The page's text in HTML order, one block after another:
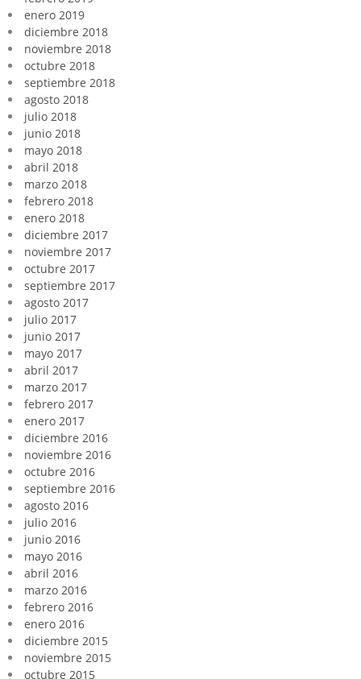
enero 2019
diciembre 2018
noviembre 2018
octubre 2018
septiembre 2018
agosto 2018
julio 2018
junio 2018
mayo 2018
abril 2018
marzo 2018
febrero 2018
enero 2018
diciembre 2017
noviembre 2017
octubre 2017
septiembre 2017
agosto 2017
julio 2017
junio 2017
mayo 2017
abril 2017
marzo 2017
febrero 2017
enero 2017
diciembre 2016
noviembre 2016
octubre 2016
septiembre 2016
agosto 2016
julio 2016
junio 2016
mayo 2016
abril 2016
marzo 2016
febrero 2016
enero 2016
diciembre 2015
noviembre 2015
octubre 2015